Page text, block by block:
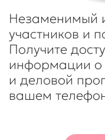
10
ПЛОЩАДЬ